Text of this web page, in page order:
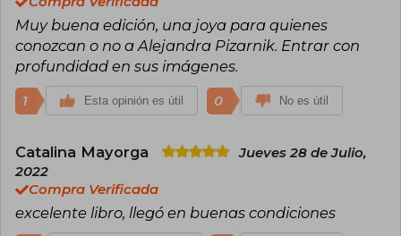
Muy buena edición, una joya para quienes
conozcan o no a Alejandra Pizarnik. Entrar con
profundidad en sus imágenes.
1 Esta opinión es útil 0 No es útil
Catalina Mayorga
Jueves 28 de Julio,
2022
Compra Verificada
excelente libro, llegó en buenas condiciones